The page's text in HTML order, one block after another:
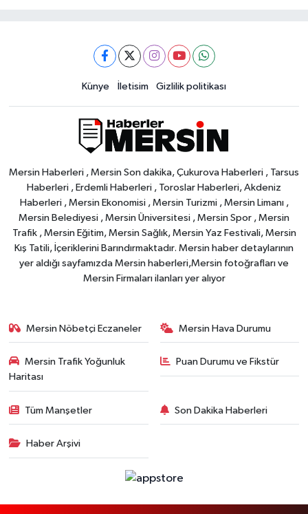
Künye İletisim Gizlilik politikası
Mersin Haberleri , Mersin Son dakika, Çukurova Haberleri , Tarsus
Haberleri , Erdemli Haberleri , Toroslar Haberleri, Akdeniz
Haberleri , Mersin Ekonomisi , Mersin Turizmi , Mersin Limanı ,
Mersin Belediyesi , Mersin Üniversitesi , Mersin Spor , Mersin
Trafik , Mersin Eğitim, Mersin Sağlık, Mersin Yaz Festivali, Mersin
Kış Tatili, İçeriklerini Barındırmaktadır. Mersin haber detaylarının
yer aldığı sayfamızda Mersin haberleri,Mersin fotoğrafları ve
Mersin Firmaları ilanları yer alıyor
Mersin Nöbetçi Eczaneler Mersin Hava Durumu
Mersin Trafik Yoğunluk
Haritası
Puan Durumu ve Fikstür
Tüm Manşetler Son Dakika Haberleri
Haber Arşivi